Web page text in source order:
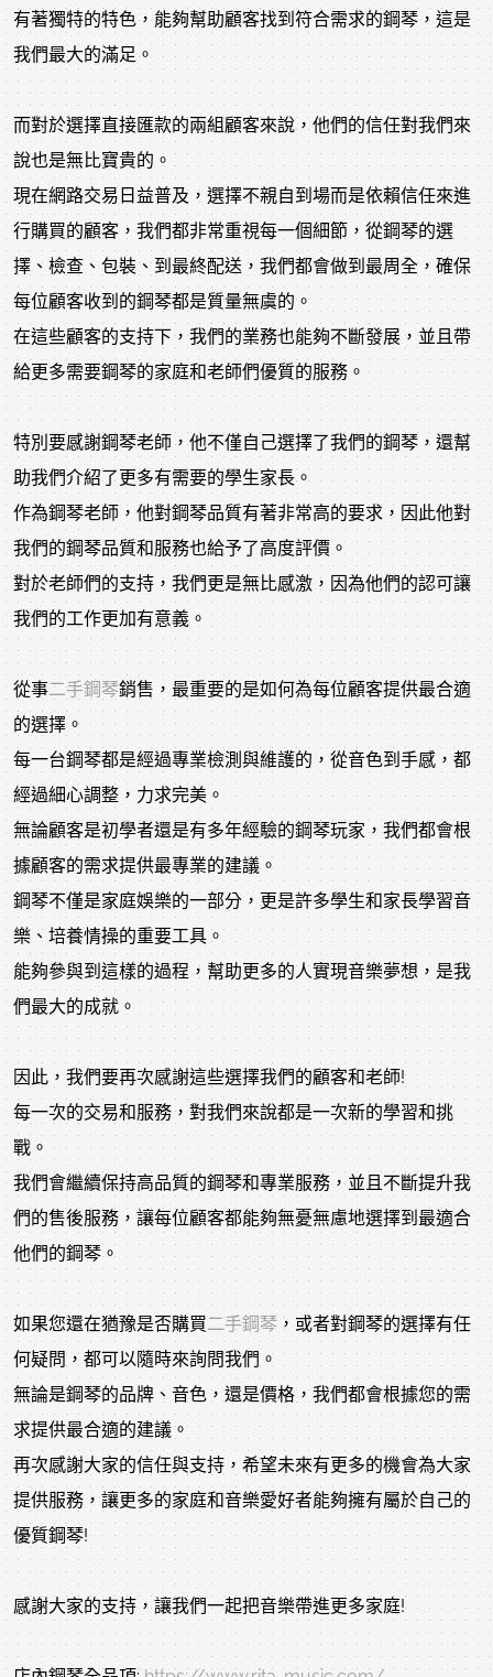
有著獨特的特色，能夠幫助顧客找到符合需求的鋼琴，這是
我們最大的滿足。
而對於選擇直接匯款的兩組顧客來說，他們的信任對我們來
說也是無比寶貴的。
現在網路交易日益普及，選擇不親自到場而是依賴信任來進
行購買的顧客，我們都非常重視每一個細節，從鋼琴的選
擇、檢查、包裝、到最終配送，我們都會做到最周全，確保
每位顧客收到的鋼琴都是質量無虞的。
在這些顧客的支持下，我們的業務也能夠不斷發展，並且帶
給更多需要鋼琴的家庭和老師們優質的服務。
特別要感謝鋼琴老師，他不僅自己選擇了我們的鋼琴，還幫
助我們介紹了更多有需要的學生家長。
作為鋼琴老師，他對鋼琴品質有著非常高的要求，因此他對
我們的鋼琴品質和服務也給予了高度評價。
對於老師們的支持，我們更是無比感激，因為他們的認可讓
我們的工作更加有意義。
從事二手鋼琴銷售，最重要的是如何為每位顧客提供最合適
的選擇。
每一台鋼琴都是經過專業檢測與維護的，從音色到手感，都
經過細心調整，力求完美。
無論顧客是初學者還是有多年經驗的鋼琴玩家，我們都會根
據顧客的需求提供最專業的建議。
鋼琴不僅是家庭娛樂的一部分，更是許多學生和家長學習音
樂、培養情操的重要工具。
能夠參與到這樣的過程，幫助更多的人實現音樂夢想，是我
們最大的成就。
因此，我們要再次感謝這些選擇我們的顧客和老師!
每一次的交易和服務，對我們來說都是一次新的學習和挑
戰。
我們會繼續保持高品質的鋼琴和專業服務，並且不斷提升我
們的售後服務，讓每位顧客都能夠無憂無慮地選擇到最適合
他們的鋼琴。
如果您還在猶豫是否購買二手鋼琴 ，或者對鋼琴的選擇有任
何疑問，都可以隨時來詢問我們。
無論是鋼琴的品牌、音色，還是價格，我們都會根據您的需
求提供最合適的建議。
再次感謝大家的信任與支持，希望未來有更多的機會為大家
提供服務，讓更多的家庭和音樂愛好者能夠擁有屬於自己的
優質鋼琴!
感謝大家的支持，讓我們一起把音樂帶進更多家庭!